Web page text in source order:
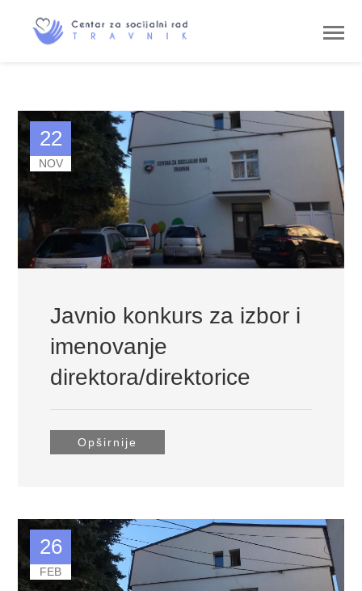
22
NOV
Javnio konkurs za izbor i
imenovanje
direktora/direktorice
Opširnije
26
FEB